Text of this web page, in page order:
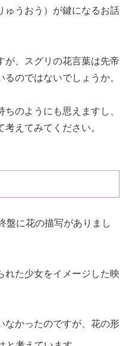
ゅうおう）が鍵になるお話
が、スグリの花言葉は先帝
のではないでしょうか。
のようにも思えますし、
えてみてください。
盤に花の描写がありまし
れた少女をイメージした映
なかったのですが、花の形